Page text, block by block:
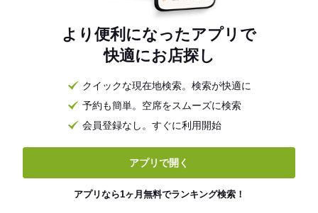
より便利になったアプリで
快適にお店探し
クイックな現在地検索。検索が快適に
予約も簡単。空席をスムーズに検索
会員登録なし。すぐに利用開始
アプリで開く
アプリなら1ヶ月無料でランキング検索！